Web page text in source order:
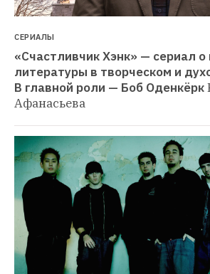
СЕРИАЛЫ
«Счастливчик Хэнк» — сериал о
литературы в творческом и
В главной роли — Боб Оденкёрк
Афанасьева